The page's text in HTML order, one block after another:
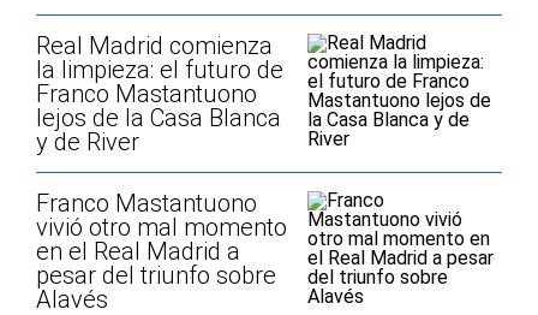
Real Madrid comienza
la limpieza: el futuro de
Franco Mastantuono
lejos de la Casa Blanca
y de River
Franco Mastantuono
vivió otro mal momento
en el Real Madrid a
pesar del triunfo sobre
Alavés